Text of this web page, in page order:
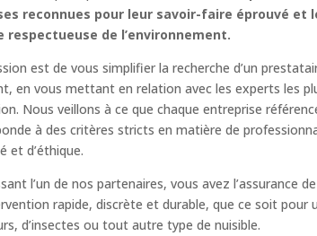
reconnues pour leur savoir-faire éprouvé et
respectueuse de l’environnement.
est de vous simplifier la recherche d’un
en vous mettant en relation avec les experts les
Nous veillons à ce que chaque entreprise
à des critères stricts en matière de
et d’éthique.
l’un de nos partenaires, vous avez l’assurance
rapide, discrète et durable, que ce soit pour
d’insectes ou tout autre type de nuisible.